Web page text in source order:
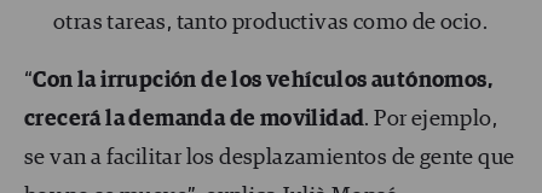
otras tareas, tanto productivas como de ocio.
“Con la irrupción de los vehículos autónomos,
crecerá la demanda de movilidad. Por ejemplo,
se van a facilitar los desplazamientos de gente que